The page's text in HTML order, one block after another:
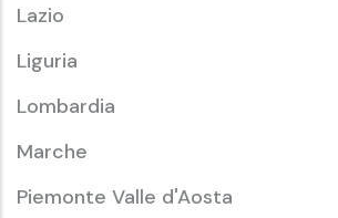
Lazio
Liguria
Lombardia
Marche
Piemonte Valle d'Aosta